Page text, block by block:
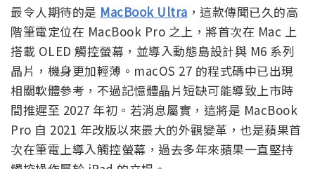
最令人期待的是 MacBook Ultra ，這款傳聞已久的高
階筆電定位在 MacBook Pro 之上，將首次在 Mac 上
搭載 OLED 觸控螢幕，並導入動態島設計與 M6 系列
晶片，機身更加輕薄。macOS 27 的程式碼中已出現
相關軟體參考，不過記憶體晶片短缺可能導致上市時
間推遲至 2027 年初。若消息屬實，這將是 MacBook
Pro 自 2021 年改版以來最大的外觀變革，也是蘋果首
次在筆電上導入觸控螢幕，過去多年來蘋果一直堅持